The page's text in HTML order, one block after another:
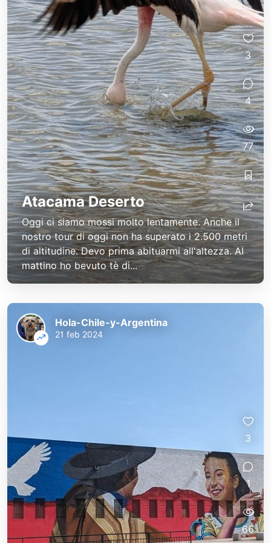
Atacama Deserto
Oggi ci siamo mossi molto lentamente. Anche il
nostro tour di oggi non ha superato i 2.500 metri
di altitudine. Devo prima abituarmi all'altezza. Al
mattino ho bevuto tè di...
3
4
77
Hola-Chile-y-Argentina
21 feb 2024
3
1
66